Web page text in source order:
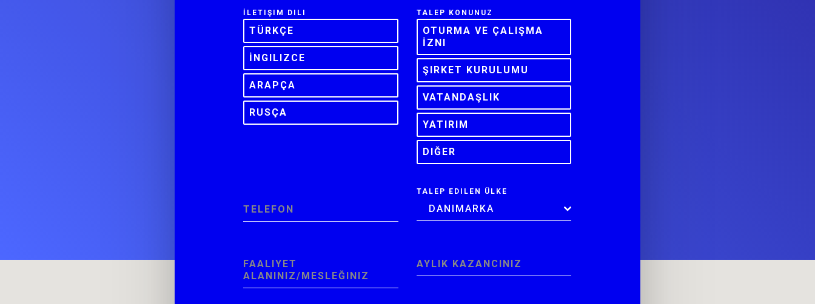
İLETIŞIM DILI
TÜRKÇE
İNGILIZCE
ARAPÇA
RUSÇA
TALEP KONUNUZ
OTURMA VE ÇALIŞMA
İZNI
ŞIRKET KURULUMU
VATANDAŞLIK
YATIRIM
DIĞER
TELEFON
TALEP EDILEN ÜLKE
DANIMARKA
FAALIYET
ALANINIZ/MESLEĞINIZ
AYLIK KAZANCINIZ